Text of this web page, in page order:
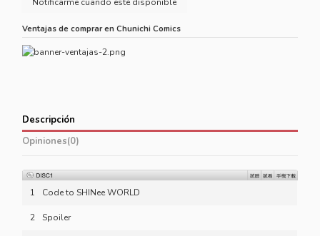
Ventajas de comprar en Chunichi Comics
Descripción
Opiniones(0)
1 Code to SHINee WORLD
2 Spoiler